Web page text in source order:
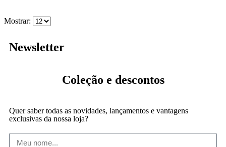
Mostrar:
Newsletter
Coleção e descontos
Quer saber todas as novidades, lançamentos e vantagens
exclusivas da nossa loja?